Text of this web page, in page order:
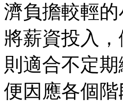
濟負擔較輕
將薪資投入
則適合不定
便因應各個